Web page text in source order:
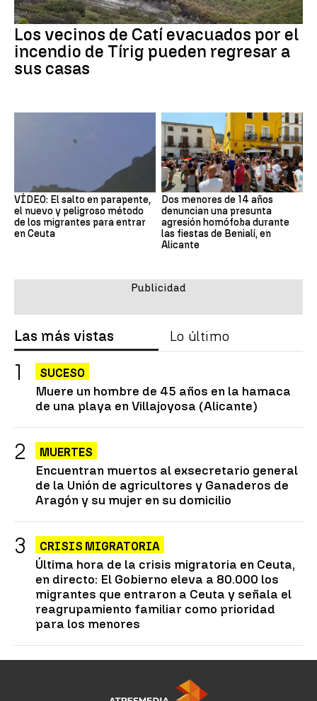
Los vecinos de Catí evacuados por el
incendio de Tírig pueden regresar a
sus casas
VÍDEO: El salto en parapente,
el nuevo y peligroso método
de los migrantes para entrar
en Ceuta
Dos menores de 14 años
denuncian una presunta
agresión homófoba durante
las fiestas de Benialí, en
Alicante
Las más vistas Lo último
SUCESO
Muere un hombre de 45 años en la hamaca
de una playa en Villajoyosa (Alicante)
MUERTES
Encuentran muertos al exsecretario general
de la Unión de agricultores y Ganaderos de
Aragón y su mujer en su domicilio
CRISIS MIGRATORIA
Última hora de la crisis migratoria en Ceuta,
en directo: El Gobierno eleva a 80.000 los
migrantes que entraron a Ceuta y señala el
reagrupamiento familiar como prioridad
para los menores